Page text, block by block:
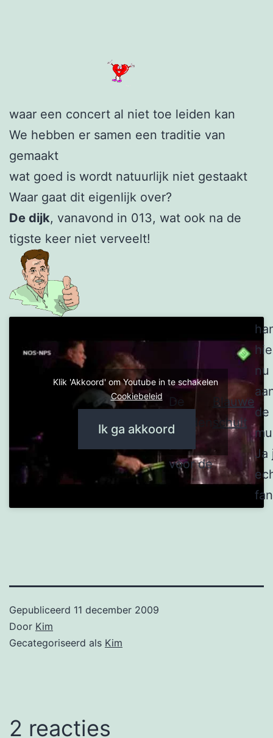
waar een concert al niet toe leiden kan
We hebben er samen een traditie van
gemaakt
wat goed is wordt natuurlijk niet gestaakt
Waar gaat dit eigenlijk over?
De dijk, vanavond in 013, wat ook na de
tigste keer niet verveelt!
De
gouden
plaat
voor de
Blauwe
schuit
nu
de
Ja
Klik 'Akkoord' om Youtube in te schakelen
Cookiebeleid
Ik ga akkoord
Gepubliceerd 11 december 2009
Door Kim
Gecategoriseerd als Kim
2 reacties